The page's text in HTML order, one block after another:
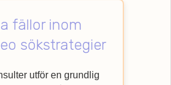
verksamhet till nya höjder
vår specialistkompetens
hur Webbempire kan
ranking och nå ut till
fällor inom
sökstrategier
utför en grundlig